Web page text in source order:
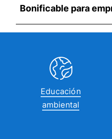
Bonificable para
Educación
ambiental